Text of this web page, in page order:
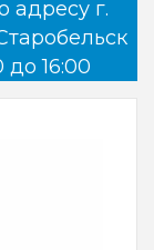
адресу г.
16:00